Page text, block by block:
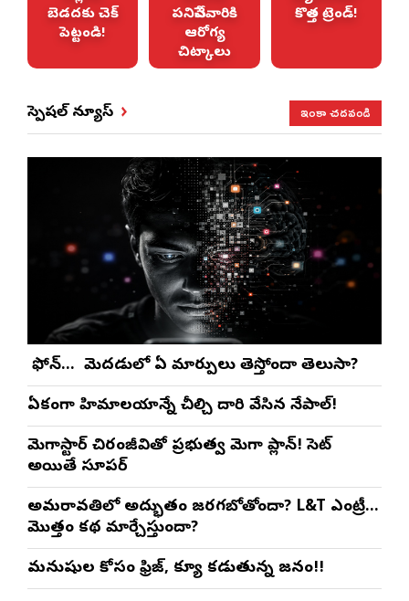
బెడదకు చెక్
పెట్టండి!
పనిచేసేవారికి
ఆరోగ్య
చిట్కాలు
కొత్త ట్రెండ్!
స్పెషల్ న్యూస్ ఇంకా చదవండి
మీ ఫోన్… మీ మెదడులో ఏ మార్పులు తెస్తోందా తెలుసా?
ఏకంగా హిమాలయాన్నే చీల్చి దారి వేసిన నేపాల్!
మెగాస్టార్ చిరంజీవితో ప్రభుత్వ మెగా ప్లాన్! సెట్
అయితే సూపర్
అమరావతిలో అద్భుతం జరగబోతోందా? L&T ఎంట్రీ…
మొత్తం కథ మార్చేస్తుందా?
మనుషుల కోసం ఫ్రిజ్, క్యూ కడుతున్న జనం!!